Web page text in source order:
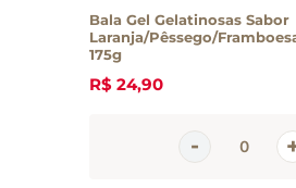
Bala Gel Gelatinosas Sabor
Laranja/Pêssego/
175g
R$ 24,90